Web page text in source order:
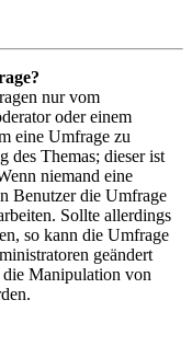
nur vom
oder einem
eine Umfrage zu
des Themas; dieser ist
niemand eine
Benutzer die Umfrage
Sollte allerdings
so kann die Umfrage
geändert
Manipulation von